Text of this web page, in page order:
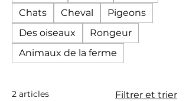
Chats
Cheval
Pigeons
Des oiseaux
Rongeur
Animaux de la ferme
2 articles Filtrer et trier